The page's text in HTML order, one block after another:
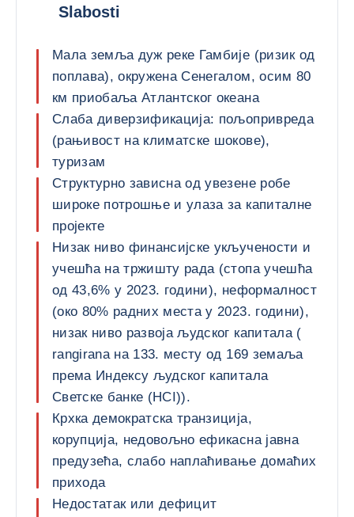
Slabosti
Мала земља дуж реке Гамбије (ризик од
поплава), окружена Сенегалом, осим 80
км приобаља Атлантског океана
Слаба диверзификација: пољопривреда
(рањивост на климатске шокове),
туризам
Структурно зависна од увезене робе
широке потрошње и улаза за капиталне
пројекте
Низак ниво финансијске укључености и
учешћа на тржишту рада (стопа учешћа
од 43,6% у 2023. години), неформалност
(око 80% радних места у 2023. години),
низак ниво развоја људског капитала (
rangirana на 133. месту од 169 земаља
према Индексу људског капитала
Светске банке (HCI)).
Крхка демократска транзиција,
корупција, недовољно ефикасна јавна
предузећа, слабо наплаћивање домаћих
прихода
Недостатак или дефицит